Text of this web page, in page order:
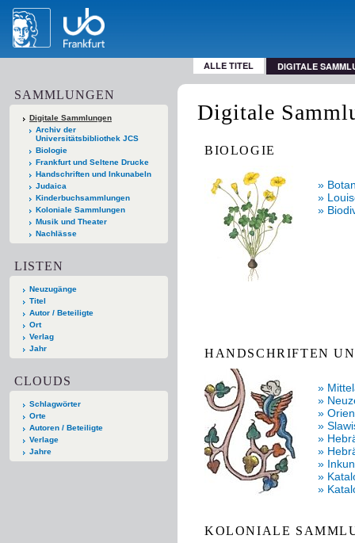
ALLE TITEL DIGITALE
SAMMLUNGEN
Digitale Sammlungen
Archiv der
Universitätsbibliothek JCS
Biologie
Frankfurt und Seltene Drucke
Handschriften und Inkunabeln
Judaica
Kinderbuchsammlungen
Koloniale Sammlungen
Musik und Theater
Nachlässe
LISTEN
Neuzugänge
Titel
Autor / Beteiligte
Ort
Verlag
Jahr
CLOUDS
Schlagwörter
Orte
Autoren / Beteiligte
Verlage
Jahre
Digitale
BIOLOGIE
»
»
»
HANDSCHRIFTEN
»
»
»
»
»
»
»
»
»
KOLONIALE